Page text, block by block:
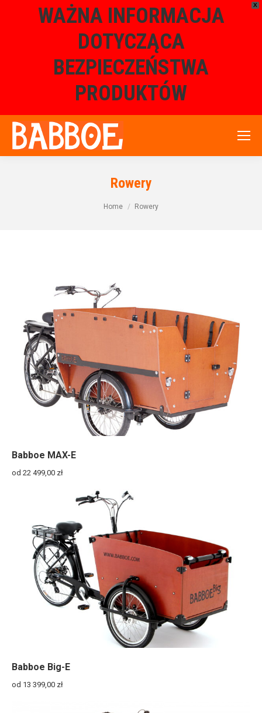
X
WAŻNA INFORMACJA
DOTYCZĄCA
BEZPIECZEŃSTWA
PRODUKTÓW
Rowery
Home Rowery
Babboe MAX-E
od 22 499,00 zł
Babboe Big-E
od 13 399,00 zł